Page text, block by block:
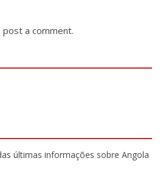
post a comment.
últimas informações sobre Angola